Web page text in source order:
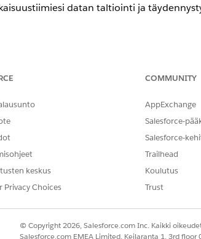
datan taltiointi ja
,Performance UnlimitedEdition -
työntekijöille standardoidun tavan pyytää
pyytäminen
työntekijöille standardoidun tavan
työntekijöille standardoidun tavan
työntekijöille standardoidun tavan
keskus
Privacy Choices
COMMUNITY
AppExchange
Salesforce-
Salesforce-
Trailhead
Koulutus
Trust
© Copyright 2026, Salesforce.com Inc. Kaikki
Salesforce.com EMEA Limited, Keilaranta 1, 3rd floor